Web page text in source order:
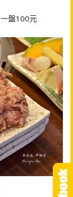
盤100元